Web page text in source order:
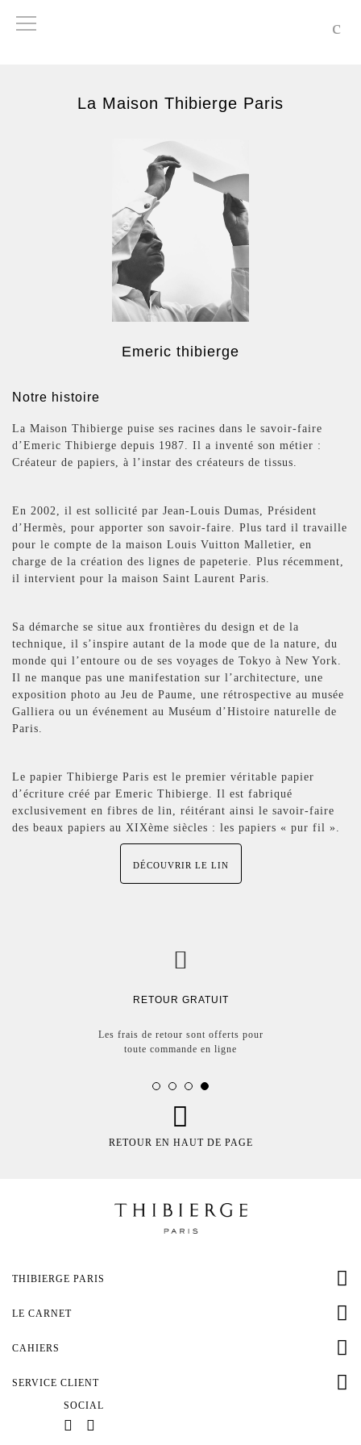
La Maison Thibierge Paris
Emeric thibierge
Notre histoire
La Maison Thibierge puise ses racines dans le savoir-faire
d’Emeric Thibierge depuis 1987. Il a inventé son métier :
Créateur de papiers, à l’instar des créateurs de tissus.
En 2002, il est sollicité par Jean-Louis Dumas, Président
d’Hermès, pour apporter son savoir-faire. Plus tard il travaille
pour le compte de la maison Louis Vuitton Malletier, en
charge de la création des lignes de papeterie. Plus récemment,
il intervient pour la maison Saint Laurent Paris.
Sa démarche se situe aux frontières du design et de la
technique, il s’inspire autant de la mode que de la nature, du
monde qui l’entoure ou de ses voyages de Tokyo à New York.
Il ne manque pas une manifestation sur l’architecture, une
exposition photo au Jeu de Paume, une rétrospective au musée
Galliera ou un événement au Muséum d’Histoire naturelle de
Paris.
Le papier Thibierge Paris est le premier véritable papier
d’écriture créé par Emeric Thibierge. Il est fabriqué
exclusivement en fibres de lin, réitérant ainsi le savoir-faire
des beaux papiers au XIXème siècles : les papiers « pur fil ».
DÉCOUVRIR LE LIN
RETOUR GRATUIT
Les frais de retour sont offerts pour
toute commande en ligne
RETOUR EN HAUT DE PAGE
THIBIERGE PARIS
LE CARNET
CAHIERS
SERVICE CLIENT
SOCIAL